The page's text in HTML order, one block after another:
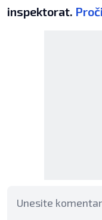
inspektorat.